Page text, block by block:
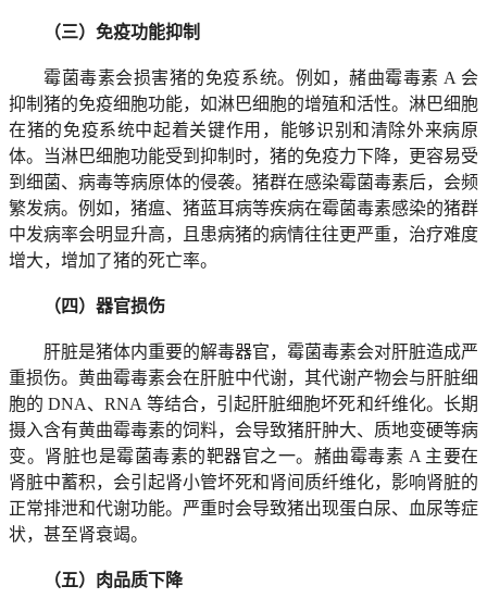
（三）免疫功能抑制
霉菌毒素会损害猪的免疫系统。例如，赭曲霉毒素 A 会
抑制猪的免疫细胞功能，如淋巴细胞的增殖和活性。淋巴细胞
在猪的免疫系统中起着关键作用，能够识别和清除外来病原
体。当淋巴细胞功能受到抑制时，猪的免疫力下降，更容易受
到细菌、病毒等病原体的侵袭。猪群在感染霉菌毒素后，会频
繁发病。例如，猪瘟、猪蓝耳病等疾病在霉菌毒素感染的猪群
中发病率会明显升高，且患病猪的病情往往更严重，治疗难度
增大，增加了猪的死亡率。
（四）器官损伤
肝脏是猪体内重要的解毒器官，霉菌毒素会对肝脏造成严
重损伤。黄曲霉毒素会在肝脏中代谢，其代谢产物会与肝脏细
胞的 DNA、RNA 等结合，引起肝脏细胞坏死和纤维化。长期
摄入含有黄曲霉毒素的饲料，会导致猪肝肿大、质地变硬等病
变。肾脏也是霉菌毒素的靶器官之一。赭曲霉毒素 A 主要在
肾脏中蓄积，会引起肾小管坏死和肾间质纤维化，影响肾脏的
正常排泄和代谢功能。严重时会导致猪出现蛋白尿、血尿等症
状，甚至肾衰竭。
（五）肉品质下降